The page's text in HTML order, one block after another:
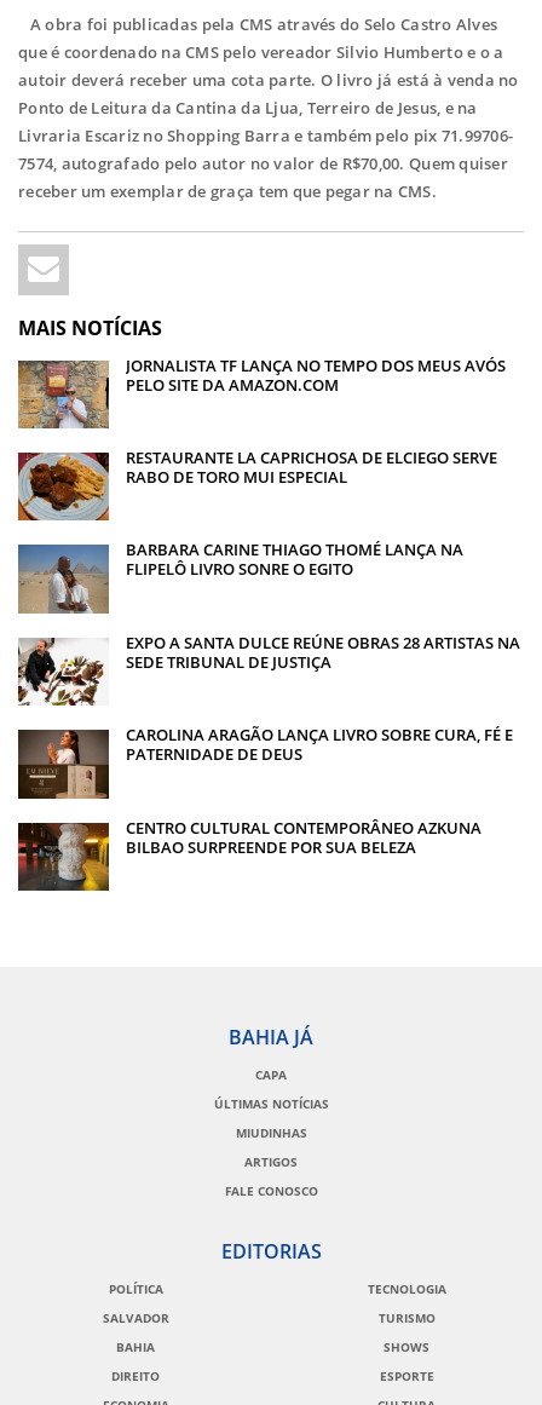
A obra foi publicadas pela CMS através do Selo Castro Alves
que é coordenado na CMS pelo vereador Silvio Humberto e o a
autoir deverá receber uma cota parte. O livro já está à venda no
Ponto de Leitura da Cantina da Ljua, Terreiro de Jesus, e na
Livraria Escariz no Shopping Barra e também pelo pix 71.99706-
7574, autografado pelo autor no valor de R$70,00. Quem quiser
receber um exemplar de graça tem que pegar na CMS.
MAIS NOTÍCIAS
JORNALISTA TF LANÇA NO TEMPO DOS MEUS AVÓS
PELO SITE DA AMAZON.COM
RESTAURANTE LA CAPRICHOSA DE ELCIEGO SERVE
RABO DE TORO MUI ESPECIAL
BARBARA CARINE THIAGO THOMÉ LANÇA NA
FLIPELÔ LIVRO SONRE O EGITO
EXPO A SANTA DULCE REÚNE OBRAS 28 ARTISTAS NA
SEDE TRIBUNAL DE JUSTIÇA
CAROLINA ARAGÃO LANÇA LIVRO SOBRE CURA, FÉ E
PATERNIDADE DE DEUS
CENTRO CULTURAL CONTEMPORÂNEO AZKUNA
BILBAO SURPREENDE POR SUA BELEZA
BAHIA JÁ
CAPA
ÚLTIMAS NOTÍCIAS
MIUDINHAS
ARTIGOS
FALE CONOSCO
EDITORIAS
POLÍTICA
SALVADOR
BAHIA
DIREITO
TECNOLOGIA
TURISMO
SHOWS
ESPORTE